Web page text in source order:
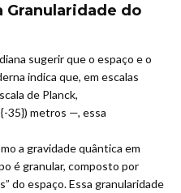
Granularidade do
sugerir que o espaço e o
indica que, em escalas
de Planck,
35}) metros —, essa
a gravidade quântica em
é granular, composto por
do espaço. Essa granularidade